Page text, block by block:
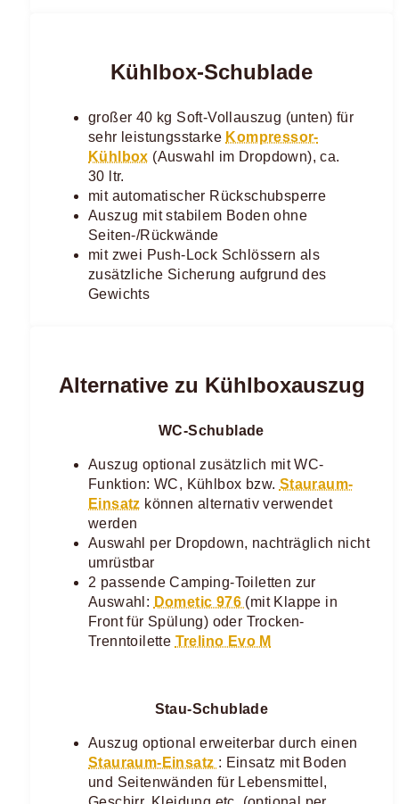
Kühlbox-Schublade
großer 40 kg Soft-Vollauszug (unten) für
sehr leistungsstarke Kompressor-
Kühlbox (Auswahl im Dropdown), ca.
30 ltr.
mit automatischer Rückschubsperre
Auszug mit stabilem Boden ohne
Seiten-/Rückwände
mit zwei Push-Lock Schlössern als
zusätzliche Sicherung aufgrund des
Gewichts
Alternative zu Kühlboxauszug
WC-Schublade
Auszug optional zusätzlich mit WC-
Funktion: WC, Kühlbox bzw. Stauraum-
Einsatz können alternativ verwendet
werden
Auswahl per Dropdown, nachträglich nicht
umrüstbar
2 passende Camping-Toiletten zur
Auswahl: Dometic 976 (mit Klappe in
Front für Spülung) oder Trocken-
Trenntoilette Trelino Evo M
Stau-Schublade
Auszug optional erweiterbar durch einen
Stauraum-Einsatz : Einsatz mit Boden
und Seitenwänden für Lebensmittel,